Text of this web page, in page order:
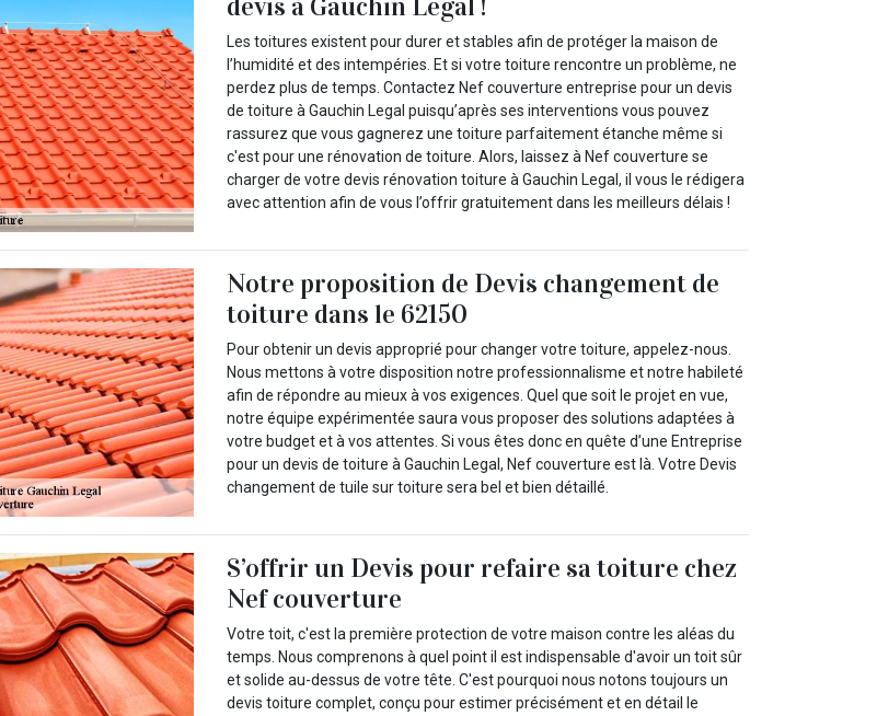
devis à Gauchin Legal !
Les toitures existent pour durer et stables afin de protéger la maison de
l’humidité et des intempéries. Et si votre toiture rencontre un problème, ne
perdez plus de temps. Contactez Nef couverture entreprise pour un devis
de toiture à Gauchin Legal puisqu’après ses interventions vous pouvez
rassurez que vous gagnerez une toiture parfaitement étanche même si
c'est pour une rénovation de toiture. Alors, laissez à Nef couverture se
charger de votre devis rénovation toiture à Gauchin Legal, il vous le rédigera
avec attention afin de vous l’offrir gratuitement dans les meilleurs délais !
Notre proposition de Devis changement de
toiture dans le 62150
Pour obtenir un devis approprié pour changer votre toiture, appelez-nous.
Nous mettons à votre disposition notre professionnalisme et notre habileté
afin de répondre au mieux à vos exigences. Quel que soit le projet en vue,
notre équipe expérimentée saura vous proposer des solutions adaptées à
votre budget et à vos attentes. Si vous êtes donc en quête d’une Entreprise
pour un devis de toiture à Gauchin Legal, Nef couverture est là. Votre Devis
changement de tuile sur toiture sera bel et bien détaillé.
S’offrir un Devis pour refaire sa toiture chez
Nef couverture
Votre toit, c'est la première protection de votre maison contre les aléas du
temps. Nous comprenons à quel point il est indispensable d'avoir un toit sûr
et solide au-dessus de votre tête. C'est pourquoi nous notons toujours un
devis toiture complet, conçu pour estimer précisément et en détail le